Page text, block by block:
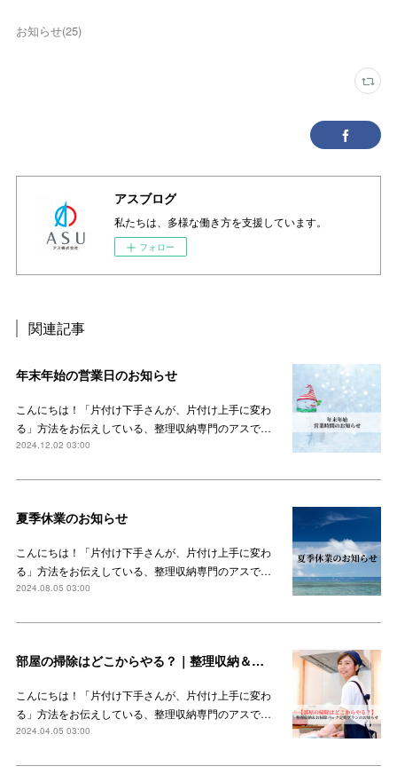
お知らせ(25)
アスブログ
私たちは、多様な働き方を支援しています。
フォロー
関連記事
年末年始の営業日のお知らせ
こんにちは！「片付け下手さんが、片付け上手に変わ
る」方法をお伝えしている、整理収納専門のアスで…
2024.12.02 03:00
夏季休業のお知らせ
こんにちは！「片付け下手さんが、片付け上手に変わ
る」方法をお伝えしている、整理収納専門のアスで…
2024.08.05 03:00
部屋の掃除はどこからやる？｜整理収納＆お掃除パック定期プランのお知らせ
こんにちは！「片付け下手さんが、片付け上手に変わ
る」方法をお伝えしている、整理収納専門のアスで…
2024.04.05 03:00